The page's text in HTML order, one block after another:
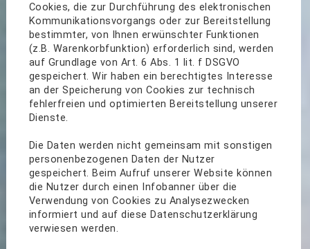
Cookies, die zur Durchführung des elektronischen
Kommunikationsvorgangs oder zur Bereitstellung
bestimmter, von Ihnen erwünschter Funktionen
(z.B. Warenkorbfunktion) erforderlich sind, werden
auf Grundlage von Art. 6 Abs. 1 lit. f DSGVO
gespeichert. Wir haben ein berechtigtes Interesse
an der Speicherung von Cookies zur technisch
fehlerfreien und optimierten Bereitstellung unserer
Dienste.
Die Daten werden nicht gemeinsam mit sonstigen
personenbezogenen Daten der Nutzer
gespeichert. Beim Aufruf unserer Website können
die Nutzer durch einen Infobanner über die
Verwendung von Cookies zu Analysezwecken
informiert und auf diese Datenschutzerklärung
verwiesen werden.